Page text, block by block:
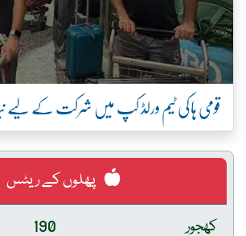
قومی ہاکی ٹیم ورلڈ کپ میں شرکت کے لیے
پھلوں کے ریٹس
کھجور
190